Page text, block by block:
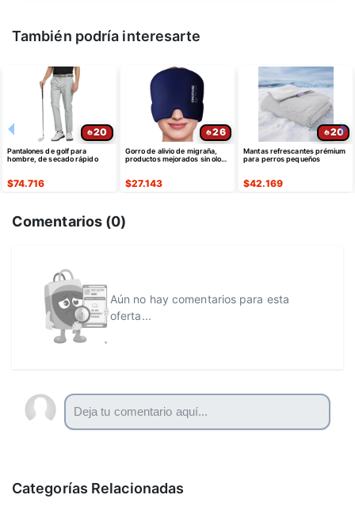
También podría interesarte
20
Pantalones de golf para
hombre, de secado rápido
$74.716
26
Gorro de alivio de migraña,
productos mejorados sin olor
$27.143
20
Mantas refrescantes prémium
para perros pequeños
$42.169
Comentarios (0)
Aún no hay comentarios para esta
oferta...
Categorías Relacionadas